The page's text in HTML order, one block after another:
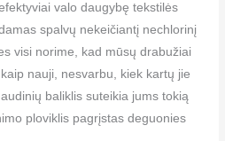
valo daugybę tekstilės
spalvų nekeičiantį nechlorinį
visi norime, kad mūsų drabužiai
nauji, nesvarbu, kiek kartų jie
baliklis suteikia jums tokią
ploviklis pagrįstas deguonies